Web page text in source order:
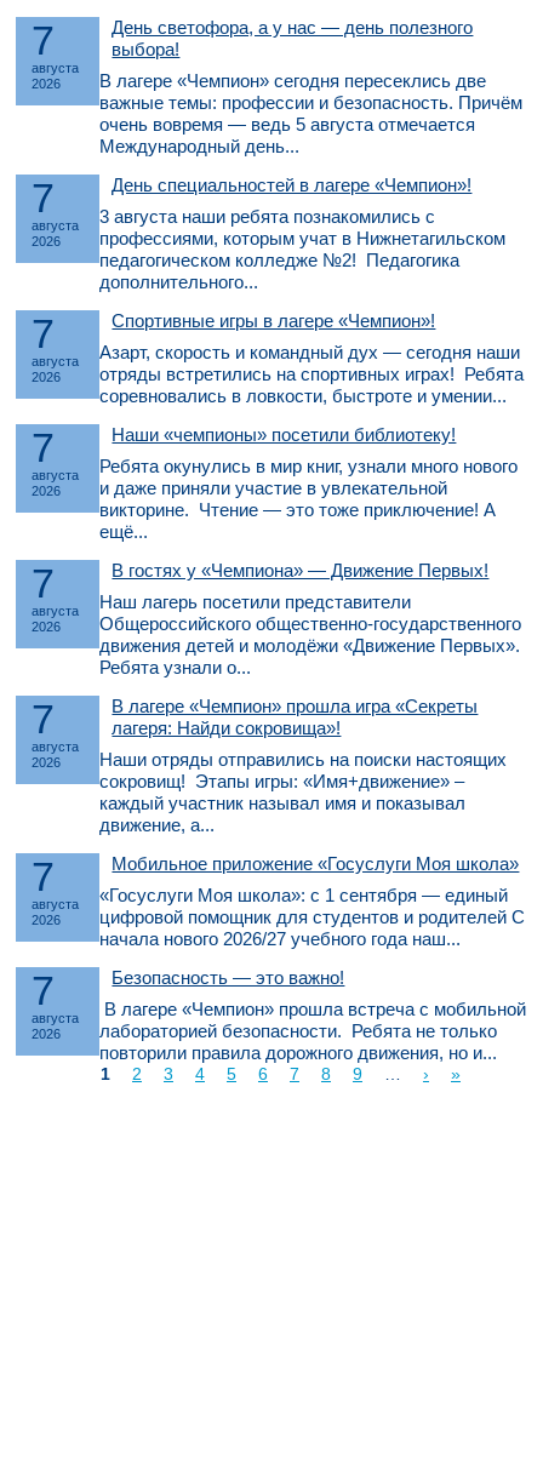
7
августа
2026
День светофора, а у нас — день полезного
выбора!
В лагере «Чемпион» сегодня пересеклись две
важные темы: профессии и безопасность. Причём
очень вовремя — ведь 5 августа отмечается
Международный день...
7
августа
2026
День специальностей в лагере «Чемпион»!
3 августа наши ребята познакомились с
профессиями, которым учат в Нижнетагильском
педагогическом колледже №2! Педагогика
дополнительного...
7
августа
2026
Спортивные игры в лагере «Чемпион»!
Азарт, скорость и командный дух — сегодня наши
отряды встретились на спортивных играх! Ребята
соревновались в ловкости, быстроте и умении...
7
августа
2026
Наши «чемпионы» посетили библиотеку!
Ребята окунулись в мир книг, узнали много нового
и даже приняли участие в увлекательной
викторине. Чтение — это тоже приключение! А
ещё...
7
августа
2026
В гостях у «Чемпиона» — Движение Первых!
Наш лагерь посетили представители
Общероссийского общественно-государственного
движения детей и молодёжи «Движение Первых».
Ребята узнали о...
7
августа
2026
В лагере «Чемпион» прошла игра «Секреты
лагеря: Найди сокровища»!
Наши отряды отправились на поиски настоящих
сокровищ! Этапы игры: «Имя+движение» –
каждый участник называл имя и показывал
движение, а...
7
августа
2026
Мобильное приложение «Госуслуги Моя школа»
«Госуслуги Моя школа»: с 1 сентября — единый
цифровой помощник для студентов и родителей С
начала нового 2026/27 учебного года наш...
7
августа
2026
Безопасность — это важно!
В лагере «Чемпион» прошла встреча с мобильной
лабораторией безопасности. Ребята не только
повторили правила дорожного движения, но и...
Страницы
1 2 3 4 5 6 7 8 9 › »